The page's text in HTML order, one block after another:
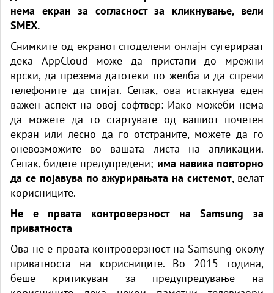
нема екран за согласност за кликнување, вели
SMEX.
Снимките од екранот споделени онлајн сугерираат
дека AppCloud може да пристапи до мрежни
врски, да презема датотеки по желба и да спречи
телефоните да спијат. Сепак, ова истакнува еден
важен аспект на овој софтвер: Иако можеби нема
да можете да го стартувате од вашиот почетен
екран или лесно да го отстраните, можете да го
оневозможите во вашата листа на апликации.
Сепак, бидете предупредени; има навика повторно
да се појавува по ажурирањата на системот, велат
корисниците.
Не е првата контроверзност на Samsung за
приватноста
Ова не е првата контроверзност на Samsung околу
приватноста на корисниците. Во 2015 година,
беше критикуван за предупредување на